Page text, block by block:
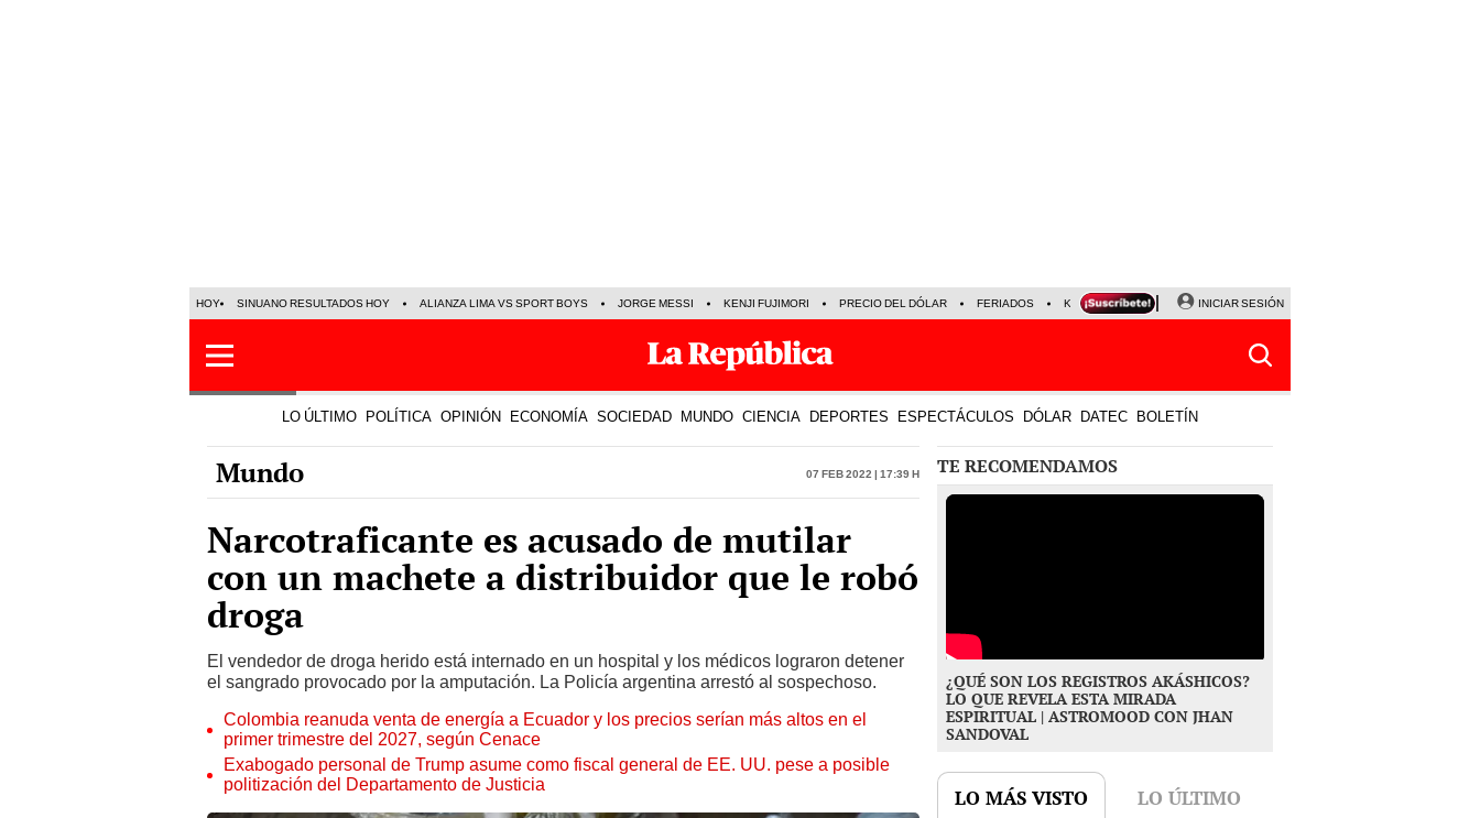
HOY SINUANO RESULTADOS HOY ALIANZA LIMA VS SPORT BOYS JORGE MESSI KENJI FUJIMORI PRECIO DEL DÓLAR FERIADOS KEIKO FUJIMORI NALDY SALDAÑA
INICIAR SESIÓN
LO ÚLTIMO POLÍTICA OPINIÓN ECONOMÍA ESPECTÁCULOS DÓLAR BOLETÍN
Mundo
Narcotraficante es acusado de mutilar
con un machete a distribuidor que le robó
droga
El vendedor de droga herido está internado en un hospital y los médicos lograron detener
el sangrado provocado por la amputación. La Policía argentina arrestó al sospechoso.
Colombia reanuda venta de energía a Ecuador y los precios serían más altos en el
primer trimestre del 2027, según Cenace
Exabogado personal de Trump asume como fiscal general de EE. UU. pese a posible
politización del Departamento de Justicia
TE RECOMENDAMOS
¿QUÉ SON LOS REGISTROS AKÁSHICOS?
LO QUE REVELA ESTA MIRADA
ESPIRITUAL | ASTROMOOD CON JHAN
SANDOVAL
LO MÁS VISTO LO ÚLTIMO